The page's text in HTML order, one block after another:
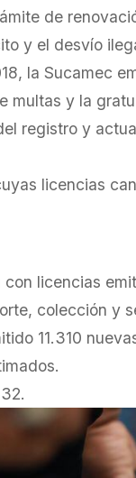
de
y el desvío
la Sucamec
multas y la
registro y
licencias
licencias
colección y
11.310